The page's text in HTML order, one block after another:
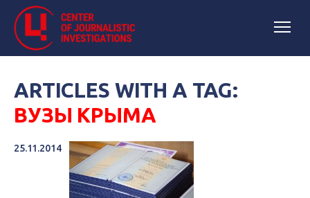
ARTICLES WITH A TAG:
ВУЗЫ КРЫМА
25.11.2014